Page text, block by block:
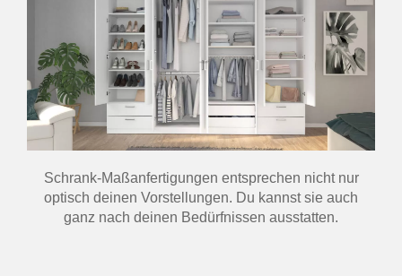
Schrank-Maßanfertigungen entsprechen nicht nur
optisch deinen Vorstellungen. Du kannst sie auch
ganz nach deinen Bedürfnissen ausstatten.